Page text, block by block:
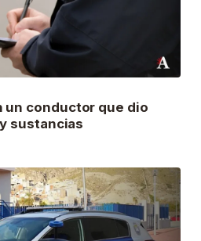
un conductor que dio
sustancias